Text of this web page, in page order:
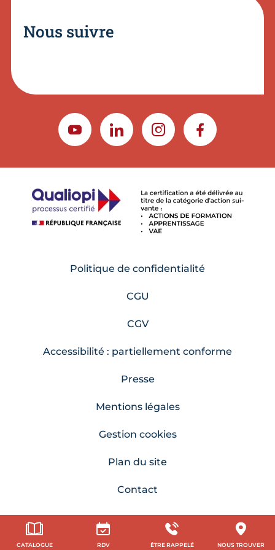
CATALOGUE RDV ÊTRE RAPPELÉ NOUS TROUVER
Nous suivre
YOUTUBELINKEDININSTAGRAMFACEBOOK
Politique de confidentialité
CGU
CGV
Accessibilité : partiellement conforme
Presse
Mentions légales
Gestion cookies
Plan du site
Contact